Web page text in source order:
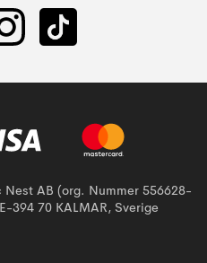
AB (org. Nummer 556628-
394 70 KALMAR, Sverige